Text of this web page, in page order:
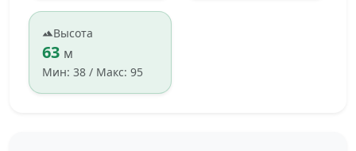
Высота
63 м
Мин: 38 / Макс: 95